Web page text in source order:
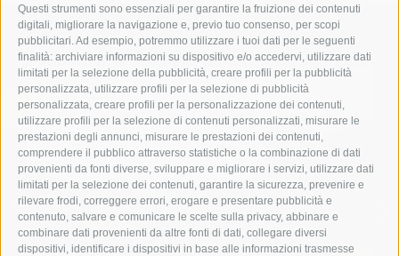
Questi strumenti sono essenziali per garantire la fruizione dei contenuti
digitali, migliorare la navigazione e, previo tuo consenso, per scopi
pubblicitari. Ad esempio, potremmo utilizzare i tuoi dati per le seguenti
finalità: archiviare informazioni su dispositivo e/o accedervi, utilizzare dati
limitati per la selezione della pubblicità, creare profili per la pubblicità
personalizzata, utilizzare profili per la selezione di pubblicità
personalizzata, creare profili per la personalizzazione dei contenuti,
utilizzare profili per la selezione di contenuti personalizzati, misurare le
prestazioni degli annunci, misurare le prestazioni dei contenuti,
comprendere il pubblico attraverso statistiche o la combinazione di dati
provenienti da fonti diverse, sviluppare e migliorare i servizi, utilizzare dati
limitati per la selezione dei contenuti, garantire la sicurezza, prevenire e
rilevare frodi, correggere errori, erogare e presentare pubblicità e
contenuto, salvare e comunicare le scelte sulla privacy, abbinare e
combinare dati provenienti da altre fonti di dati, collegare diversi
dispositivi, identificare i dispositivi in base alle informazioni trasmesse
CAMERE E SUITE
CAMERE